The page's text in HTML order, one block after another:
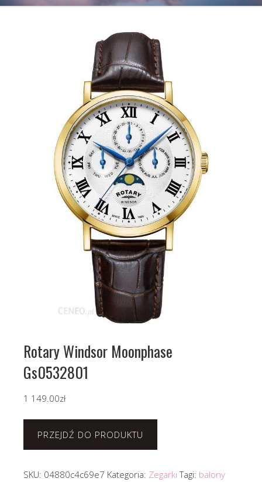
Rotary Windsor Moonphase
Gs0532801
1 149.00zł
PRZEJDŹ DO PRODUKTU
SKU: 04880c4c69e7 Kategoria: Zegarki Tagi: balony